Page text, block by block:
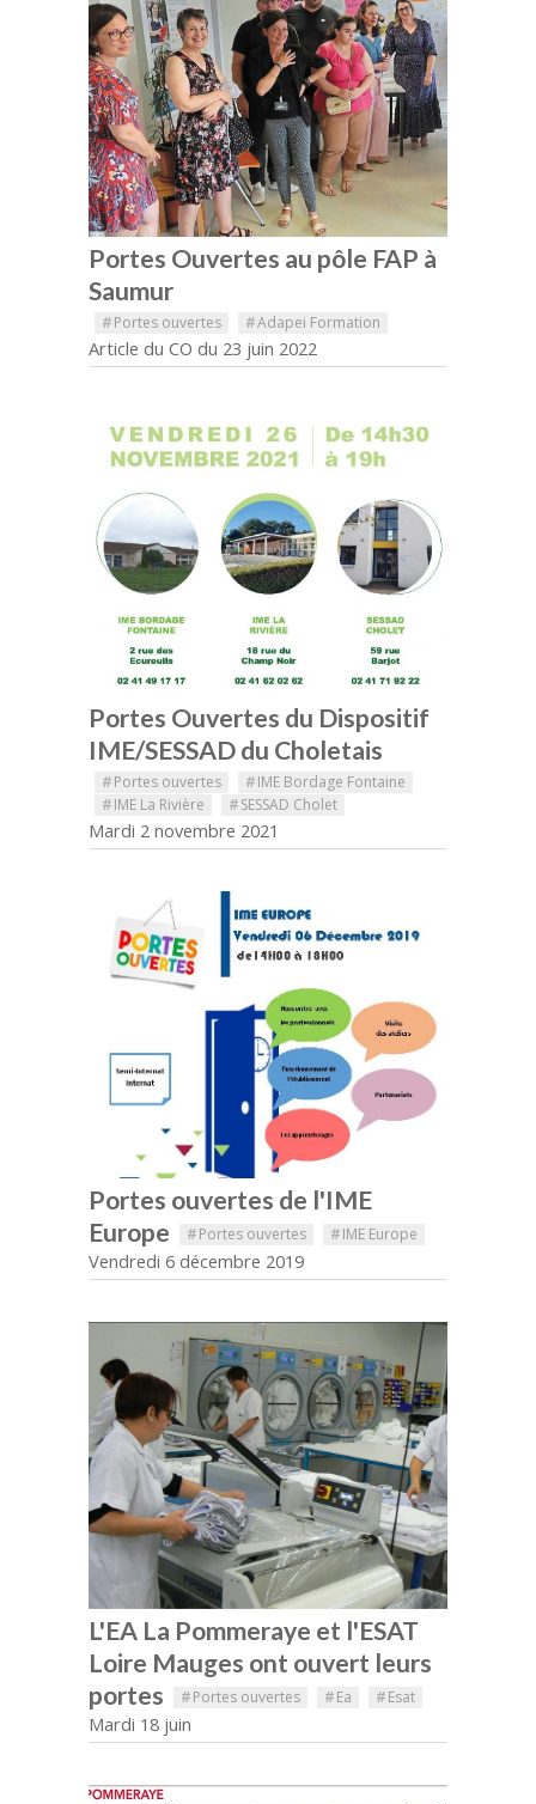
Portes Ouvertes au pôle FAP à
Saumur
#Portes ouvertes #Adapei Formation
Article du CO du 23 juin 2022
Portes Ouvertes du Dispositif
IME/SESSAD du Choletais
#Portes ouvertes #IME Bordage Fontaine
#IME La Rivière #SESSAD Cholet
Mardi 2 novembre 2021
Portes ouvertes de l'IME
Europe
#Portes ouvertes #IME Europe
Vendredi 6 décembre 2019
L'EA La Pommeraye et l'ESAT
Loire Mauges ont ouvert leurs
portes
#Portes ouvertes #Ea #Esat
Mardi 18 juin